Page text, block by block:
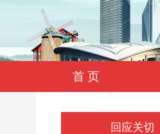
首 页
回应关切